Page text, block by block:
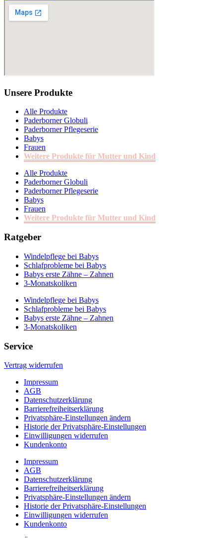
Unsere Produkte
Alle Produkte
Paderborner Globuli
Paderborner Pflegeserie
Babys
Frauen
Weitere Produkte für Mutter und Kind
Alle Produkte
Paderborner Globuli
Paderborner Pflegeserie
Babys
Frauen
Weitere Produkte für Mutter und Kind
Ratgeber
Windelpflege bei Babys
Schlafprobleme bei Babys
Babys erste Zähne – Zahnen
3-Monatskoliken
Windelpflege bei Babys
Schlafprobleme bei Babys
Babys erste Zähne – Zahnen
3-Monatskoliken
Service
Vertrag widerrufen
Impressum
AGB
Datenschutzerklärung
Barrierefreiheitserklärung
Privatsphäre-Einstellungen ändern
Historie der Privatsphäre-Einstellungen
Einwilligungen widerrufen
Kundenkonto
Impressum
AGB
Datenschutzerklärung
Barrierefreiheitserklärung
Privatsphäre-Einstellungen ändern
Historie der Privatsphäre-Einstellungen
Einwilligungen widerrufen
Kundenkonto